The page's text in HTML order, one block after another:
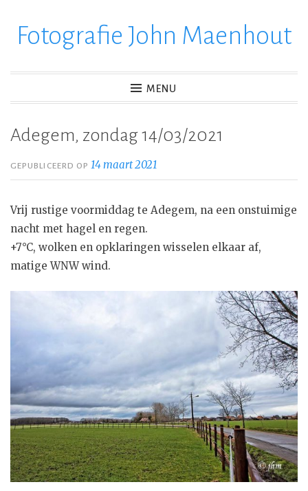
verderFotografie John Maenhout
MENU
Adegem, zondag 14/03/2021
GEPUBLICEERD OP14 maart 2021
Vrij rustige voormiddag te Adegem, na een onstuimige
nacht met hagel en regen.
+7°C, wolken en opklaringen wisselen elkaar af,
matige WNW wind.